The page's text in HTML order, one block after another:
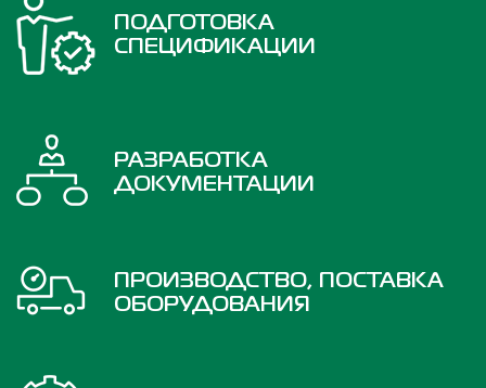
ПОДГОТОВКА
СПЕЦИФИКАЦИИ
РАЗРАБОТКА
ДОКУМЕНТАЦИИ
ПРОИЗВОДСТВО, ПОСТАВКА
ОБОРУДОВАНИЯ